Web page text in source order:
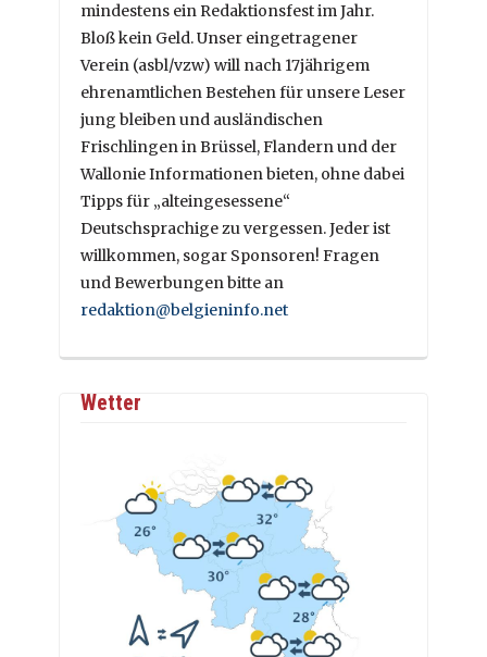
mindestens ein Redaktionsfest im Jahr.
Bloß kein Geld. Unser eingetragener
Verein (asbl/vzw) will nach 17jährigem
ehrenamtlichen Bestehen für unsere Leser
jung bleiben und ausländischen
Frischlingen in Brüssel, Flandern und der
Wallonie Informationen bieten, ohne dabei
Tipps für „alteingesessene“
Deutschsprachige zu vergessen. Jeder ist
willkommen, sogar Sponsoren! Fragen
und Bewerbungen bitte an
redaktion@belgieninfo.net
Wetter